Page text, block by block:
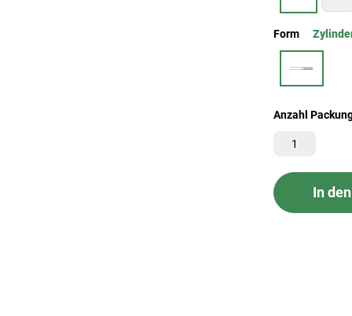
Form
Anzahl
In